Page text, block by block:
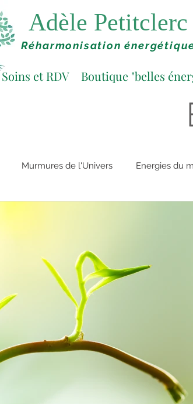
Adèle Petitclerc
Réharmonisation
Soins et RDV Boutique "belles
Murmures de l'Univers Energies du